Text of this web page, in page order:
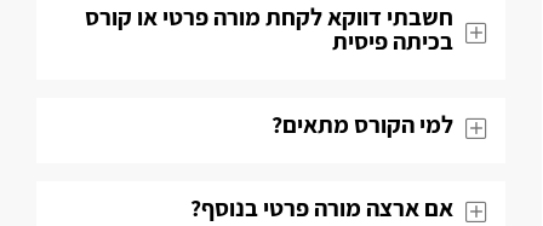
חשבתי דווקא לקחת מורה פרטי או קורס
בכיתה פיסית​
למי הקורס מתאים?
אם ארצה מורה פרטי בנוסף?